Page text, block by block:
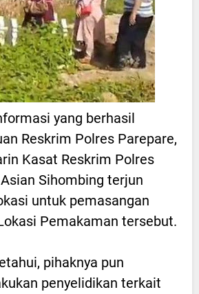
yang berhasil
Reskrim Polres Parepare,
Kasat Reskrim Polres
Sihombing terjun
untuk pemasangan
Pemakaman tersebut.
pihaknya pun
penyelidikan terkait